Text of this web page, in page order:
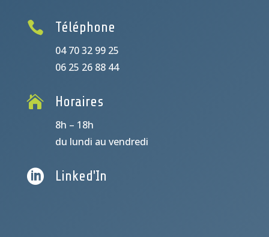
 Téléphone
04 70 32 99 25
06 25 26 88 44
 Horaires
8h – 18h
du lundi au vendredi
 Linked'In